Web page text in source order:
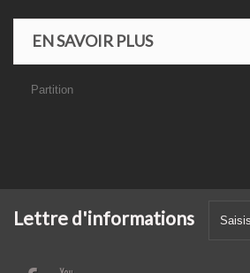
EN SAVOIR PLUS
Partition
Lettre d'informations